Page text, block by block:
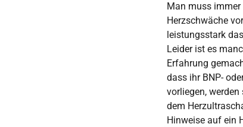
Man muss immer
Herzschwäche
leistungsstark
Leider ist es
Erfahrung
dass ihr BNP-
vorliegen,
dem
Hinweise auf ein